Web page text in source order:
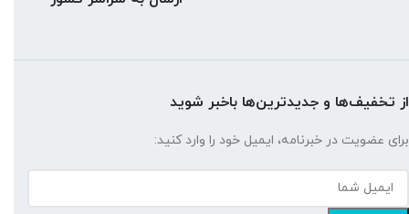
از تخفیف‌ها و جدیدترین‌ها باخبر شوید
برای عضویت در خبرنامه، ایمیل خود را وارد کنید: